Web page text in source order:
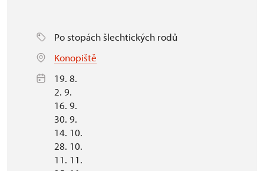
Po stopách šlechtických rodů
Konopiště
19. 8.
2. 9.
16. 9.
30. 9.
14. 10.
28. 10.
11. 11.